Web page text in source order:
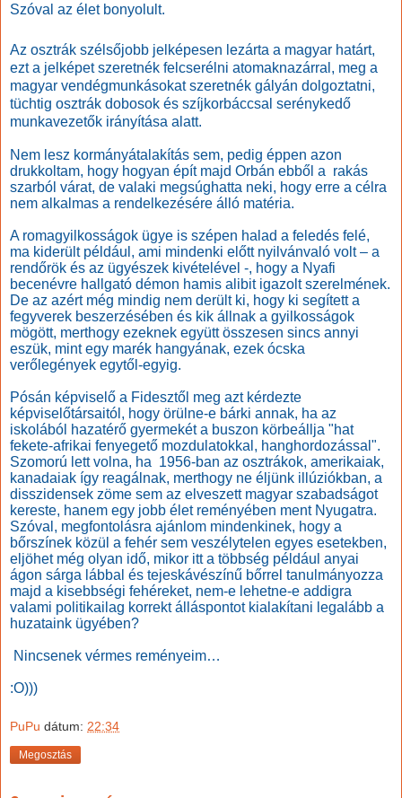
Szóval az élet bonyolult.
Az osztrák szélsőjobb jelképesen lezárta a magyar határt,
ezt a jelképet szeretnék felcserélni atomaknazárral, meg a
magyar vendégmunkásokat szeretnék gályán dolgoztatni,
tüchtig osztrák dobosok és szíjkorbáccsal serénykedő
munkavezetők irányítása alatt.
Nem lesz kormányátalakítás sem, pedig éppen azon
drukkoltam, hogy hogyan épít majd Orbán ebből a rakás
szarból várat, de valaki megsúghatta neki, hogy erre a célra
nem alkalmas a rendelkezésére álló matéria.
A romagyilkosságok ügye is szépen halad a feledés felé,
ma kiderült például, ami mindenki előtt nyilvánvaló volt – a
rendőrök és az ügyészek kivételével -, hogy a Nyafi
becenévre hallgató démon hamis alibit igazolt szerelmének.
De az azért még mindig nem derült ki, hogy ki segített a
fegyverek beszerzésében és kik állnak a gyilkosságok
mögött, merthogy ezeknek együtt összesen sincs annyi
eszük, mint egy marék hangyának, ezek ócska
verőlegények egytől-egyig.
Pósán képviselő a Fidesztől meg azt kérdezte
képviselőtársaitól, hogy örülne-e bárki annak, ha az
iskolából hazatérő gyermekét a buszon körbeállja "hat
fekete-afrikai fenyegető mozdulatokkal, hanghordozással".
Szomorú lett volna, ha 1956-ban az osztrákok, amerikaiak,
kanadaiak így reagálnak, merthogy ne éljünk illúziókban, a
disszidensek zöme sem az elveszett magyar szabadságot
kereste, hanem egy jobb élet reményében ment Nyugatra.
Szóval, megfontolásra ajánlom mindenkinek, hogy a
bőrszínek közül a fehér sem veszélytelen egyes esetekben,
eljöhet még olyan idő, mikor itt a többség például anyai
ágon sárga lábbal és tejeskávészínű bőrrel tanulmányozza
majd a kisebbségi fehéreket, nem-e lehetne-e addigra
valami politikailag korrekt álláspontot kialakítani legalább a
huzataink ügyében?
Nincsenek vérmes reményeim…
:O)))
PuPu dátum: 22:34
Megosztás